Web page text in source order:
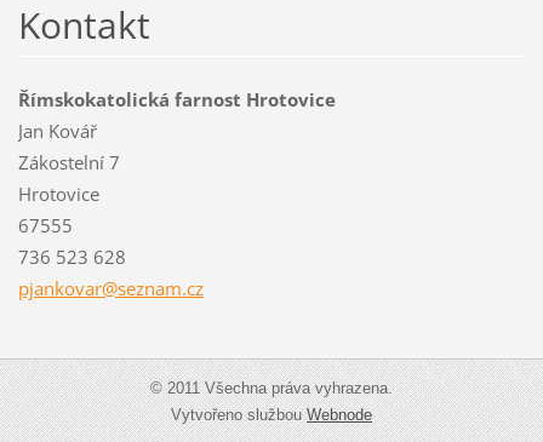
Kontakt
Římskokatolická farnost Hrotovice
Jan Kovář
Zákostelní 7
Hrotovice
67555
736 523 628
pjankovar@seznam.cz
© 2011 Všechna práva vyhrazena.
Vytvořeno službouWebnode